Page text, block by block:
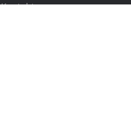
Kontakty